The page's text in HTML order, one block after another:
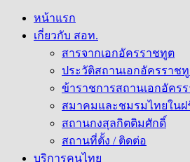
หน้าแรก
เกี่ยวกับ สอท.
สารจากเอกอัครราชทูต
ประวัติสถานเอกอัครราช
ข้าราชการสถานเอกอัคร
สมาคมและชมรมไทยในฝ
สถานกงสุลกิตติมศักดิ์
สถานที่ตั้ง / ติดต่อ
บริการคนไทย